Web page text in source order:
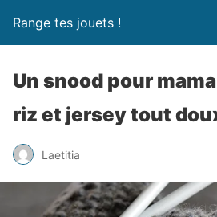
Range tes jouets !
Un snood pour
riz et jersey tout
Laetitia